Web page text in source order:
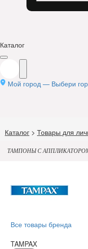
Каталог
Мой город — Выбери
Каталог > Товары для
ТАМПОНЫ С АППЛИКАТОРОМ
Все товары бренда
TAMPAX